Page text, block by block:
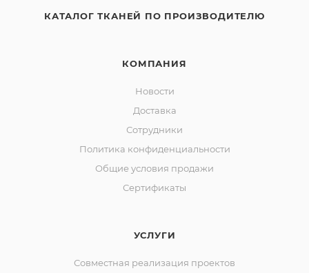
КАТАЛОГ ТКАНЕЙ ПО ПРОИЗВОДИТЕЛЮ
КОМПАНИЯ
Новости
Доставка
Сотрудники
Политика конфиденциальности
Общие условия продажи
Сертификаты
УСЛУГИ
Совместная реализация проектов